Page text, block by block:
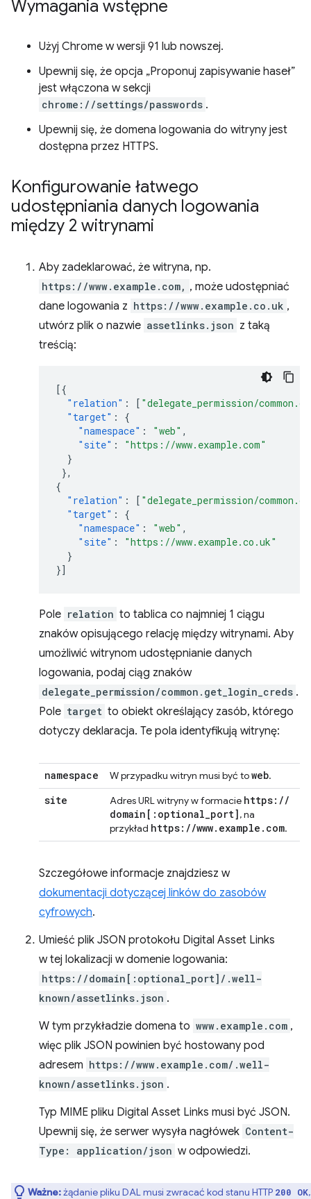
Wymagania wstępne
Użyj Chrome w wersji 91 lub nowszej.
Upewnij się, że opcja „Proponuj zapisywanie haseł”
jest włączona w sekcji
chrome://settings/passwords .
Upewnij się, że domena logowania do witryny jest
dostępna przez HTTPS.
Konfigurowanie łatwego
udostępniania danych logowania
między 2 witrynami
Aby zadeklarować, że witryna, np.
https://www.example.com, , może udostępniać
dane logowania z https://www.example.co.uk ,
utwórz plik o nazwie assetlinks.json z taką
treścią:
[{
"relation" : [ "delegate_permission/
"target" :
{
"namespace" : "web" ,
"site" :
"https://www.example.com"
}
},
{
"relation" : [ "delegate_permission/
"target" :
{
"namespace" : "web" ,
"site" :
"https://www.example.co.uk"
}
}]
Pole relation to tablica co najmniej 1 ciągu
znaków opisującego relację między witrynami. Aby
umożliwić witrynom udostępnianie danych
logowania, podaj ciąg znaków
delegate_permission/common.get_login_creds .
Pole target to obiekt określający zasób, którego
dotyczy deklaracja. Te pola identyfikują witrynę:
namespace W przypadku witryn musi być toweb.
site Adres URL witryny w formacie https: //
domain [: optional_port], na
przykład https: //www. example . com.
Szczegółowe informacje znajdziesz w
dokumentacji dotyczącej linków do zasobów
cyfrowych.
Umieść plik JSON protokołu Digital Asset Links
w tej lokalizacji w domenie logowania:
https://domain[:optional_port]/.well-
known/assetlinks.json .
W tym przykładzie domena to www.example.com ,
więc plik JSON powinien być hostowany pod
adresem https://www.example.com/.well-
known/assetlinks.json .
Typ MIME pliku Digital Asset Links musi być JSON.
Upewnij się, że serwer wysyła nagłówek Content-
Type: application/json w odpowiedzi.
Ważne:żądanie pliku DAL musi zwracać kod stanu HTTP 200 OK